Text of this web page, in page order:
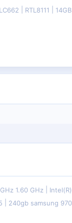
RTL8111
1.60 GHz
240gb samsung